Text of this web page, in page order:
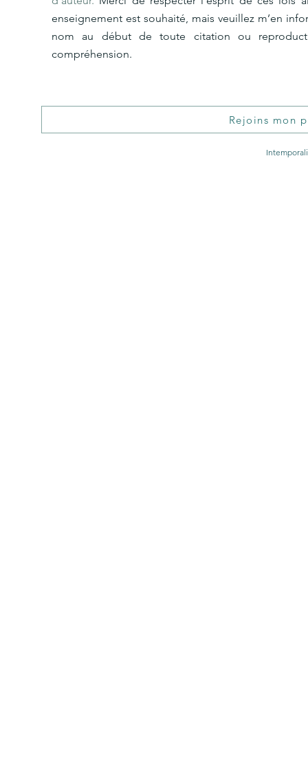
enseignement est souhaité, mais veuillez m’en
nom au début de toute citation ou
compréhension.
Rejoins mon